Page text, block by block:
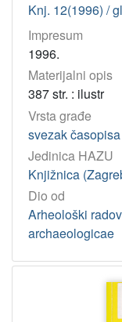
Knj. 12(1996) /
Impresum
1996.
Materijalni opis
387 str. : ilustr
Vrsta građe
svezak časopisa
Jedinica HAZU
Knjižnica
Dio od
Arheološki
archaeologicae